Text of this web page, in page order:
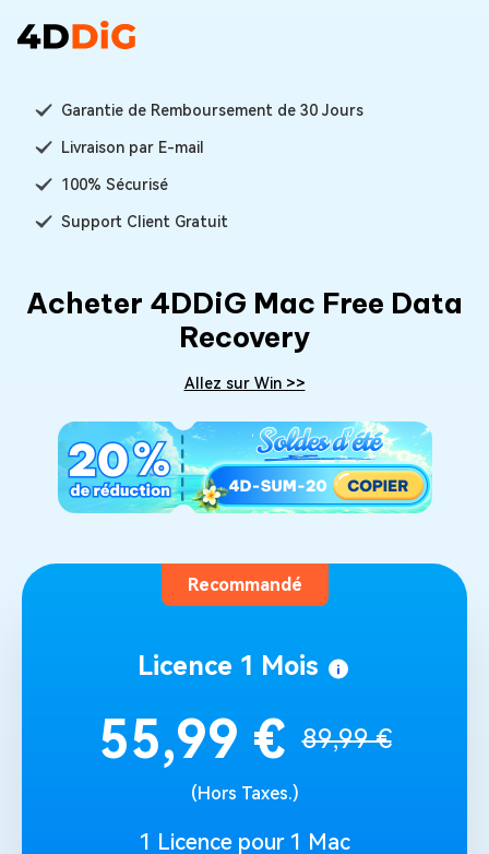
Garantie de Remboursement de 30 Jours
Livraison par E-mail
100% Sécurisé
Support Client Gratuit
Acheter 4DDiG Mac Free Data
Recovery
Allez sur Win >>
Recommandé
Licence 1 Mois
55,99 € 89,99 €
(Hors Taxes.)
1 Licence pour 1 Mac